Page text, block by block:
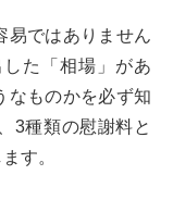
易ではありません
た「相場」があ
なものかを必ず知
3種類の慰謝料と
す。